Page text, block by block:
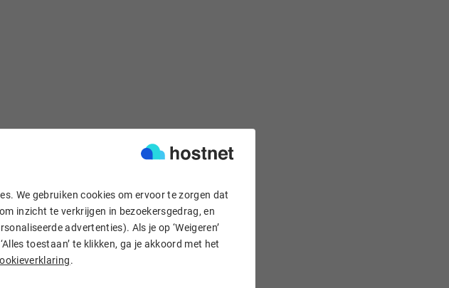
We gebruiken cookies om ervoor te zorgen dat
inzicht te verkrijgen in bezoekersgedrag, en
advertenties). Als je op ‘Weigeren’
toestaan’ te klikken, ga je akkoord met het
.